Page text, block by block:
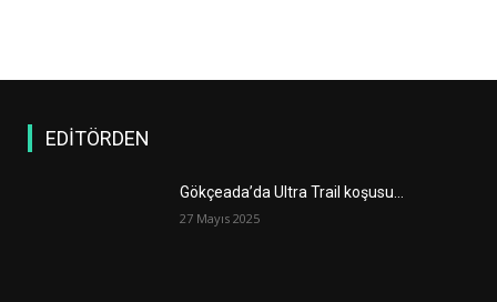
EDİTÖRDEN
Gökçeada’da Ultra Trail koşusu…
27 Mayıs 2025